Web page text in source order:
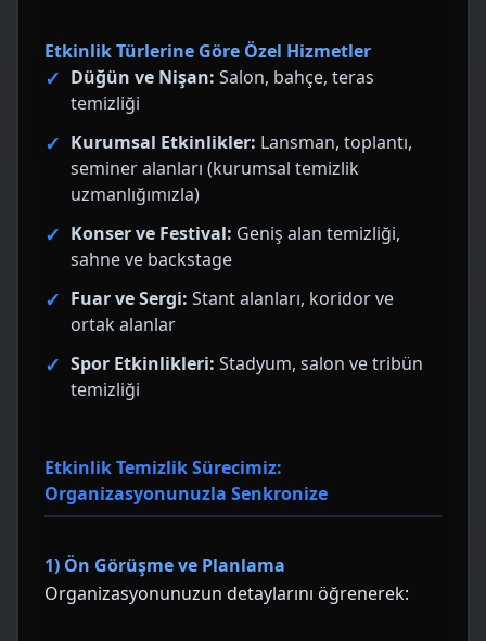
Etkinlik Türlerine Göre Özel Hizmetler
Düğün ve Nişan: Salon, bahçe, teras
temizliği
Kurumsal Etkinlikler: Lansman, toplantı,
seminer alanları (kurumsal temizlik
uzmanlığımızla)
Konser ve Festival: Geniş alan temizliği,
sahne ve backstage
Fuar ve Sergi: Stant alanları, koridor ve
ortak alanlar
Spor Etkinlikleri: Stadyum, salon ve tribün
temizliği
Etkinlik Temizlik Sürecimiz:
Organizasyonunuzla Senkronize
1) Ön Görüşme ve Planlama
Organizasyonunuzun detaylarını öğrenerek: